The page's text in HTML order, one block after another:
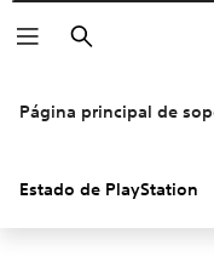
Buscar
Página principal de
Estado de PlayStation